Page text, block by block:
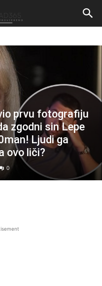
prvu fotografiju
zgodni sin Lepe
Ljudi ga
ovo liči?
0